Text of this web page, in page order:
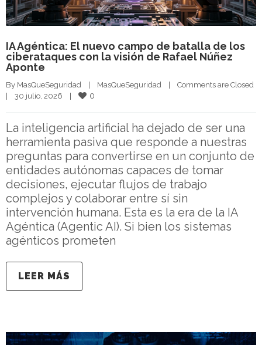
IA Agéntica: El nuevo campo de batalla de los
ciberataques con la visión de Rafael Núñez
Aponte
By MasQueSeguridad MasQueSeguridad
Comments are Closed
30 julio, 2026 0
La inteligencia artificial ha dejado de ser una
herramienta pasiva que responde a nuestras
preguntas para convertirse en un conjunto de
entidades autónomas capaces de tomar
decisiones, ejecutar flujos de trabajo
complejos y colaborar entre sí sin
intervención humana. Esta es la era de la IA
Agéntica (Agentic AI). Si bien los sistemas
agénticos prometen
LEER MÁS